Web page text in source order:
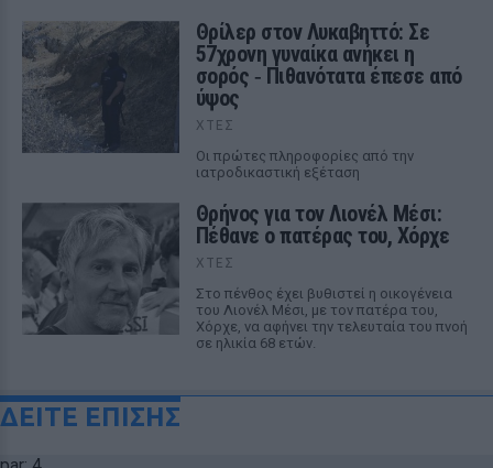
Θρίλερ στον Λυκαβηττό: Σε
57χρονη γυναίκα ανήκει η
σορός ‑ Πιθανότατα έπεσε από
ύψος
ΧΤΕΣ
Οι πρώτες πληροφορίες από την
ιατροδικαστική εξέταση
Θρήνος για τον Λιονέλ Μέσι:
Πέθανε ο πατέρας του, Χόρχε
ΧΤΕΣ
Στο πένθος έχει βυθιστεί η οικογένεια
του Λιονέλ Μέσι, με τον πατέρα του,
Χόρχε, να αφήνει την τελευταία του πνοή
σε ηλικία 68 ετών.
ΔΕΙΤΕ ΕΠΙΣΗΣ